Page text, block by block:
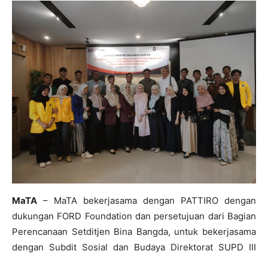
MaTA – MaTA bekerjasama dengan PATTIRO dengan
dukungan FORD Foundation dan persetujuan dari Bagian
Perencanaan Setditjen Bina Bangda, untuk bekerjasama
dengan Subdit Sosial dan Budaya Direktorat SUPD III